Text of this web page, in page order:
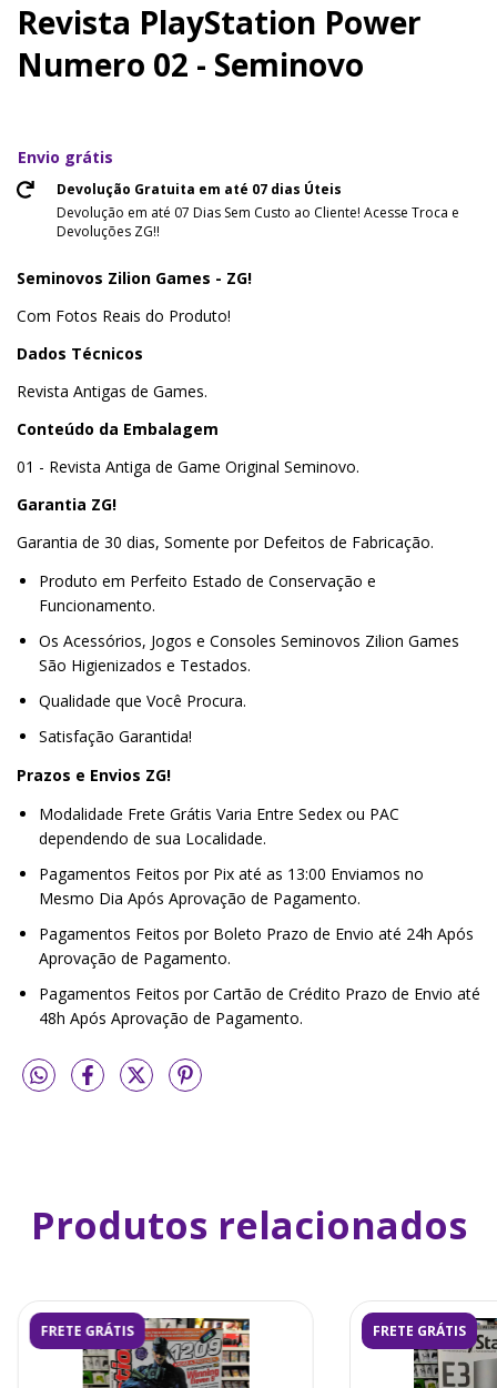
Revista PlayStation Power
Numero 02 - Seminovo
Envio grátis
Devolução Gratuita em até 07 dias Úteis
Devolução em até 07 Dias Sem Custo ao Cliente! Acesse Troca e
Devoluções ZG!!
Seminovos Zilion Games - ZG!
Com Fotos Reais do Produto!
Dados Técnicos
Revista Antigas de Games.
Conteúdo da Embalagem
01 - Revista Antiga de Game Original Seminovo.
Garantia ZG!
Garantia de 30 dias, Somente por Defeitos de Fabricação.
Produto em Perfeito Estado de Conservação e
Funcionamento.
Os Acessórios, Jogos e Consoles Seminovos Zilion Games
São Higienizados e Testados.
Qualidade que Você Procura.
Satisfação Garantida!
Prazos e Envios ZG!
Modalidade Frete Grátis Varia Entre Sedex ou PAC
dependendo de sua Localidade.
Pagamentos Feitos por Pix até as 13:00 Enviamos no
Mesmo Dia Após Aprovação de Pagamento.
Pagamentos Feitos por Boleto Prazo de Envio até 24h Após
Aprovação de Pagamento.
Pagamentos Feitos por Cartão de Crédito Prazo de Envio até
48h Após Aprovação de Pagamento.
Produtos relacionados
FRETE GRÁTIS FRETE GRÁTIS